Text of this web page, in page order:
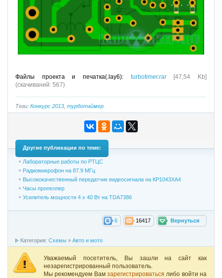
Файлы проекта и печатка(.lay6): turbotimer.rar[47,54 Kb]
(cкачиваний: 567)
Теги: Конкурс 2013 турботаймер
Другие публикации по теме:
Лабораторные работы по РТЦС
Радиомикрофон на 87.9 МГц
Высококачественный передатчик видеосигнала на КР1043ХА4
Часы пропеллер
Усилитель мощности 4 х 40 Вт на TDA7386
Вернуться
16417
6
Категория: Схемы » Авто и мото
Уважаемый посетитель, Вы зашли на сайт как
незарегистрированный пользователь.
Мы рекомендуем Вам зарегистрироватьсялибо войти на